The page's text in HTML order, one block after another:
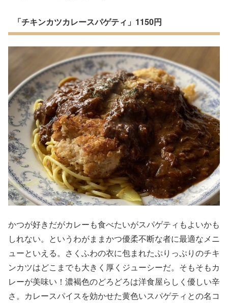
「チキンカツカレースパゲティ」1150円
かつが好きだがカレーも食べたいがスパゲティもよいかも
しれない。というわがままかつ優柔不断な者に最適なメニ
ューといえる。さくふわの衣に包まれたぷりっぷりのチキ
ンカツはどこまでも大きく厚くジューシーだ。そもそもカ
レーが美味い！濃褐色のどろどろは洋食屋らしく優しい辛
さ。カレースパイスを効かせた黄色いスパゲティとの名コ